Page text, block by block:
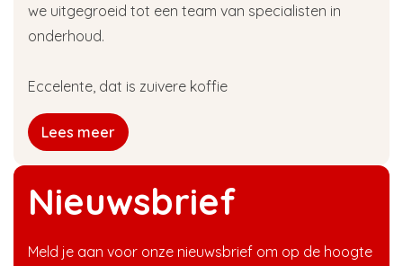
Nieuwsbrief
Meld je aan voor onze nieuwsbrief om op de hoogte
we uitgegroeid tot een team van specialisten in
onderhoud.
Eccelente, dat is zuivere koffie
Lees meer